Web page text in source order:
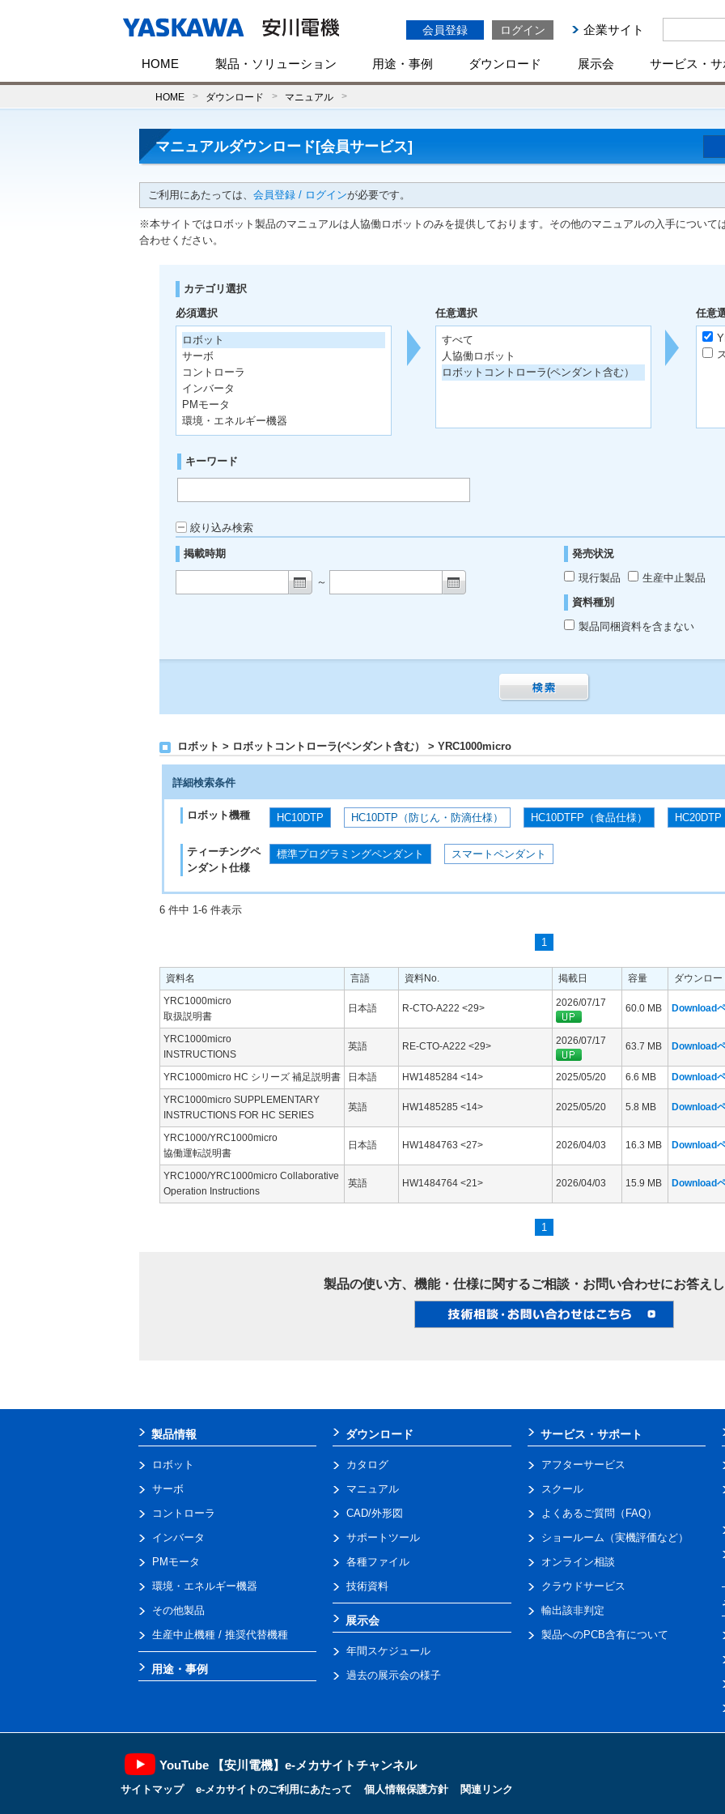
会員登録 ログイン 企業サイト
HOME 製品・ソリューション 用途・事例 ダウンロード 展示会 サービス・サ
HOME ダウンロード マニュアル
マニュアルダウンロード[会員サービス]
ご利用にあたっては、 会員登録 / ログインが必要です。
※本サイトではロボット製品のマニュアルは人協働ロボットのみを提供しております。その他のマニュアルの入手について
合わせください。
カテゴリ選択
必須選択
ロボット
サーボ
コントローラ
インバータ
PMモータ
環境・エネルギー機器
任意選択
すべて
人協働ロボット
ロボットコントローラ(ペンダント含む）
任意
キーワード
絞り込み検索
掲載時期
～
発売状況
現行製品
生産中止製品
資料種別
製品同梱資料を含まない
ロボット > ロボットコントローラ(ペンダント含む） > YRC1000micro
詳細検索条件
ロボット機種 HC10DTP HC10DTP（防じん・防滴仕様） HC10DTFP（食品仕様） HC20DTP
ティーチングペ
ンダント仕様
標準プログラミングペンダント スマートペンダント
6 件中 1-6 件表示
1
資料名 言語 資料No. 掲載日 容量 ダウンロー
YRC1000micro
取扱説明書
日本語 R-CTO-A222 <29> 2026/07/17 60.0 MB Download
YRC1000micro
INSTRUCTIONS
英語 RE-CTO-A222 <29> 2026/07/17 63.7 MB Download
YRC1000micro HC シリーズ 補足説明書 日本語 HW1485284 <14> 2025/05/20 6.6 MB
Download
YRC1000micro SUPPLEMENTARY
INSTRUCTIONS FOR HC SERIES
英語 HW1485285 <14> 2025/05/20 5.8 MB Download
YRC1000/YRC1000micro
協働運転説明書
日本語 HW1484763 <27> 2026/04/03 16.3 MB Download
YRC1000/YRC1000micro Collaborative
Operation Instructions
英語 HW1484764 <21> 2026/04/03 15.9 MB Download
1
製品の使い方、機能・仕様に関するご相談・お問い合わせにお答えし
製品情報
ロボット
サーボ
コントローラ
インバータ
PMモータ
環境・エネルギー機器
その他製品
生産中止機種 / 推奨代替機種
用途・事例
ダウンロード
カタログ
マニュアル
CAD/外形図
サポートツール
各種ファイル
技術資料
展示会
年間スケジュール
過去の展示会の様子
サービス・サポート
アフターサービス
スクール
よくあるご質問（FAQ）
ショールーム（実機評価など）
オンライン相談
クラウドサービス
輸出該非判定
製品へのPCB含有について
YouTube 【安川電機】e-メカサイトチャンネル
サイトマップ e-メカサイトのご利用にあたって 個人情報保護方針 関連リンク